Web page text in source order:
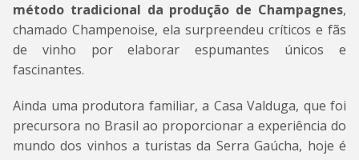
método tradicional da produção de Champagnes,
chamado Champenoise, ela surpreendeu críticos e fãs
de vinho por elaborar espumantes únicos e
fascinantes.
Ainda uma produtora familiar, a Casa Valduga, que foi
precursora no Brasil ao proporcionar a experiência do
mundo dos vinhos a turistas da Serra Gaúcha, hoje é